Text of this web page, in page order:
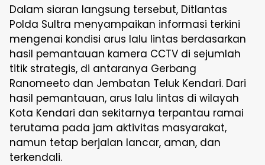
Dalam siaran langsung tersebut, Ditlantas
Polda Sultra menyampaikan informasi terkini
mengenai kondisi arus lalu lintas berdasarkan
hasil pemantauan kamera CCTV di sejumlah
titik strategis, di antaranya Gerbang
Ranomeeto dan Jembatan Teluk Kendari. Dari
hasil pemantauan, arus lalu lintas di wilayah
Kota Kendari dan sekitarnya terpantau ramai
terutama pada jam aktivitas masyarakat,
namun tetap berjalan lancar, aman, dan
terkendali.